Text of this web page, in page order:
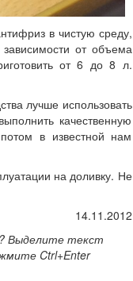
в чистую среду,
от объема
от 6 до 8 л.
лучше использовать
качественную
в известной нам
на доливку. Не
14.11.2012
Выделите текст
Ctrl+Enter